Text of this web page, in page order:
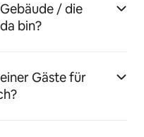
/ die
bin?
Gäste für